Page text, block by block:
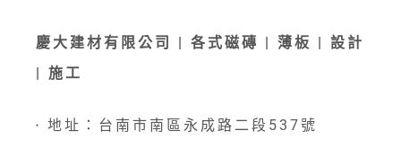
慶大建材有限公司 | 各式磁磚 | 薄板 | 設計
| 施工
● 地址：台南市南區永成路二段537號